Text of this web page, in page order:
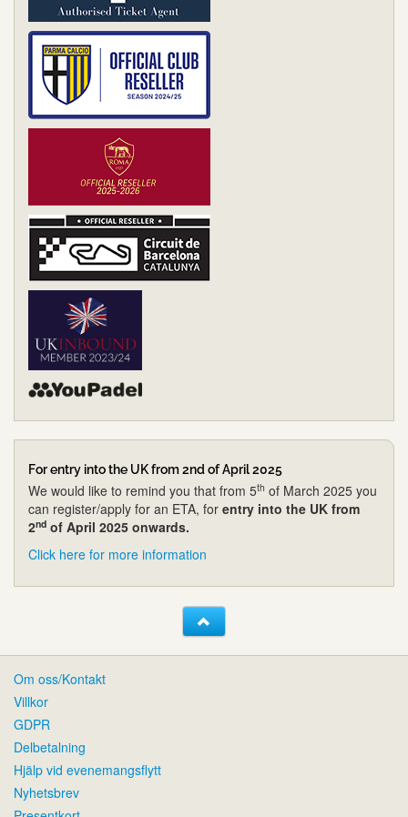
For entry into the UK from 2nd of April 2025
We would like to remind you that from 5th of March 2025 you
can register/apply for an ETA, for entry into the UK from
2nd of April 2025 onwards.
Click here for more information
Om oss/Kontakt
Villkor
GDPR
Delbetalning
Hjälp vid evenemangsflytt
Nyhetsbrev